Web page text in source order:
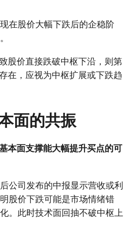
现在股价大幅下跌后的企稳阶
股价直接跌破中枢下沿，则第
在，应视为中枢扩展或下跌趋
面的共振
本面支撑能大幅提升买点的可
公司发布的中报显示营收或利
股价下跌可能是市场情绪错
。此时技术面回抽不破中枢上